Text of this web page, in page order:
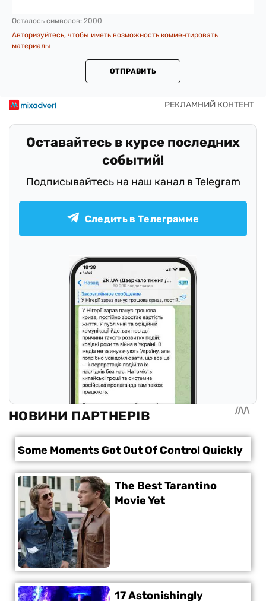
Осталось символов: 2000
Авторизуйтесь, чтобы иметь возможность комментировать
материалы
ОТПРАВИТЬ
Оставайтесь в курсе последних
событий!
Подписывайтесь на наш канал в Telegram
Следить в Телеграмме